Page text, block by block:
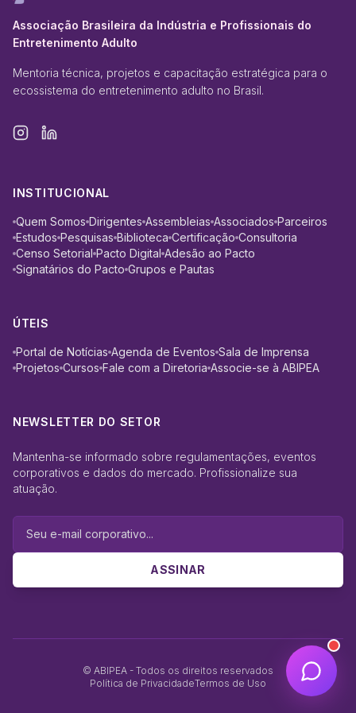
Associação Brasileira da Indústria e Profissionais do
Entretenimento Adulto
Mentoria técnica, projetos e capacitação estratégica para o
ecossistema do entretenimento adulto no Brasil.
INSTITUCIONAL
Quem Somos Dirigentes Assembleias Associados Parceiros
Estudos Pesquisas Biblioteca Certificação Consultoria
Censo Setorial Pacto Digital Adesão ao Pacto
Signatários do Pacto Grupos e Pautas
ÚTEIS
Portal de Notícias Agenda de Eventos Sala de Imprensa
Projetos Cursos Fale com a Diretoria Associe-se à ABIPEA
NEWSLETTER DO SETOR
Mantenha-se informado sobre regulamentações, eventos
corporativos e dados do mercado. Profissionalize sua
atuação.
ASSINAR
© ABIPEA - Todos os direitos reservados
Política de PrivacidadeTermos de Uso